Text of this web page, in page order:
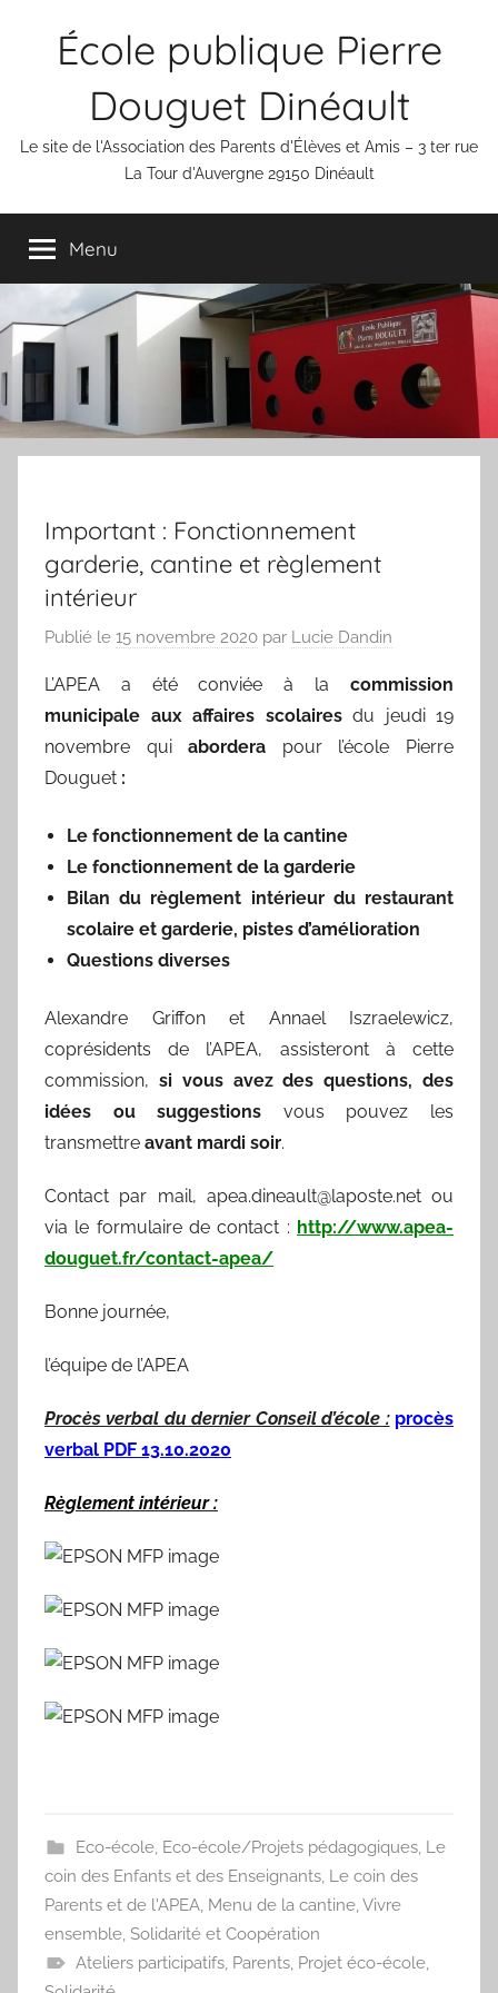
École publique Pierre
Douguet Dinéault
Le site de l'Association des Parents d'Élèves et Amis – 3 ter rue
La Tour d'Auvergne 29150 Dinéault
Menu
Important : Fonctionnement
garderie, cantine et règlement
intérieur
Publié le 15 novembre 2020 par Lucie Dandin
L’APEA a été conviée à la commission
municipale aux affaires scolaires du jeudi 19
novembre quiabordera pour l’école Pierre
Douguet :
Le fonctionnement de la cantine
Le fonctionnement de la garderie
Bilan du règlement intérieur du restaurant
scolaire et garderie, pistes d’amélioration
Questions diverses
Alexandre Griffon et Annael Iszraelewicz,
coprésidents de l’APEA, assisteront à cette
commission, si vous avez des questions, des
idées ou suggestions vous pouvez les
transmettre avant mardi soir.
Contact par mail, apea.dineault@laposte.net ou
via le formulaire de contact : http://www.apea-
douguet.fr/contact-apea/
Bonne journée,
l’équipe de l’APEA
Procès verbal du dernier Conseil d’école : procès
verbal PDF 13.10.2020
Règlement intérieur :
Eco-école, Eco-école/Projets pédagogiques, Le
coin des Enfants et des Enseignants, Le coin des
Parents et de l'APEA, Menu de la cantine,Vivre
ensemble, Solidarité et Coopération
Ateliers participatifs, Parents, Projet éco-école,